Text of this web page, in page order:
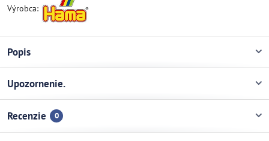
Výrobca:
Popis
Upozornenie.
Recenzie 0